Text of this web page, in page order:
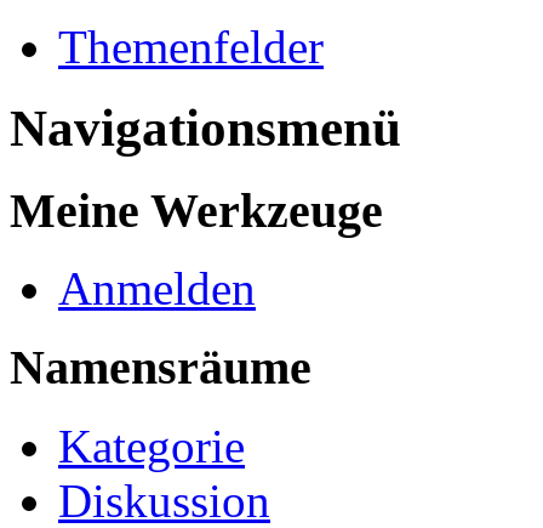
Themenfelder
Navigationsmenü
Meine Werkzeuge
Anmelden
Namensräume
Kategorie
Diskussion